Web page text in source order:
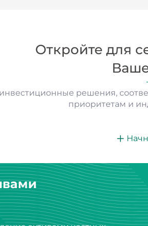
Откройте для
приоритетам и
активами частных